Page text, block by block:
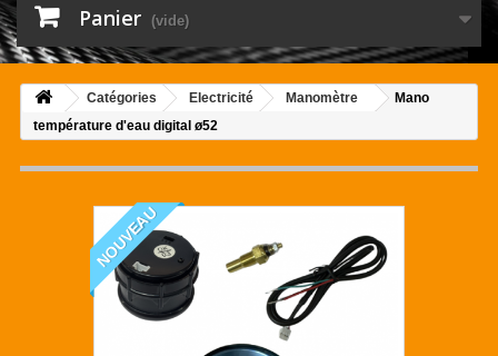
Panier (vide)
Catégories Electricité Manomètre
Mano
température d'eau digital ø52
NOUVEAU